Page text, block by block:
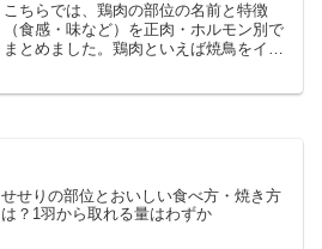
こちらでは、鶏肉の部位の名前と特徴
（食感・味など）を正肉・ホルモン別で
まとめました。鶏肉といえば焼鳥をイメ
せせりの部位とおいしい食べ方・焼き方
は？1羽から取れる量はわずか